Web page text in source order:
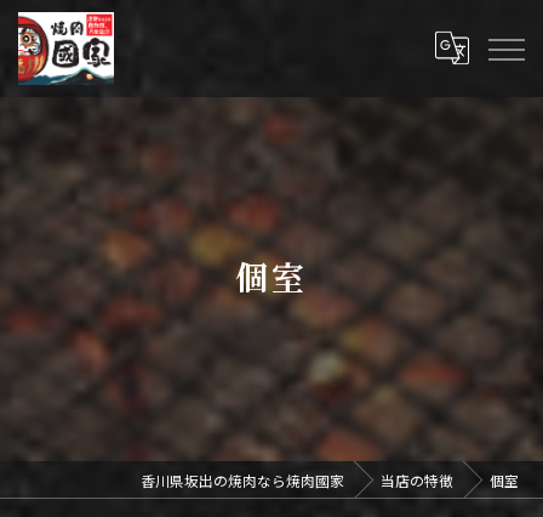
個室
香川県坂出の焼肉なら焼肉國家 当店の特徴 個室